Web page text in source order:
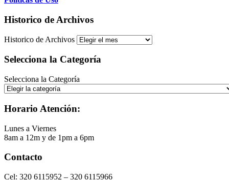
Historico de Archivos
Historico de Archivos
Selecciona la Categoría
Selecciona la Categoría
Horario Atención:
Lunes a Viernes
8am a 12m y de 1pm a 6pm
Contacto
Cel: 320 6115952 – 320 6115966